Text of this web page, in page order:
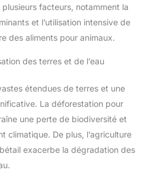
facteurs, notamment la
et l’utilisation intensive de
des aliments pour animaux.
des terres et de l’eau
étendues de terres et une
La déforestation pour
une perte de biodiversité et
climatique. De plus, l’agriculture
exacerbe la dégradation des